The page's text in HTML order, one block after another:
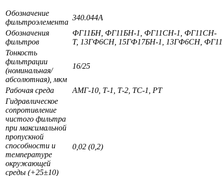
Обозначение
фильтроэлемента
340.044А
Обозначения
фильтров
ФГ11БН, ФГ11БН-1, ФГ11СН-1, ФГ11СН-
Т, 13ГФ6СН, 15ГФ17БН-1, 13ГФ6СН,
Тонкость
фильтрации
(номинальная/
абсолютная), мкм
16/25
Рабочая среда
АМГ-10, Т-1, Т-2, ТС-1, РТ
Гидравлическое
сопротивление
чистого фильтра
при максимальной
пропускной
способности и
температуре
окружающей
среды (+25±10)
0,02 (0,2)